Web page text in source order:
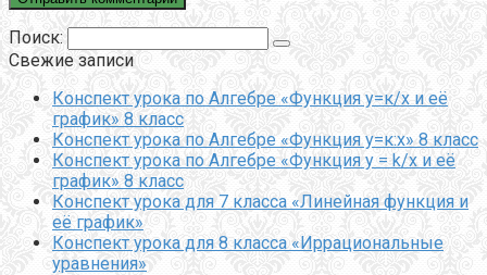
Поиск:
Свежие записи
Конспект урока по Алгебре «Функция у=к/х и её
график» 8 класс
Конспект урока по Алгебре «Функция у=к:х» 8 класс
Конспект урока по Алгебре «Функция y = k/x и её
график» 8 класс
Конспект урока для 7 класса «Линейная функция и
её график»
Конспект урока для 8 класса «Иррациональные
уравнения»